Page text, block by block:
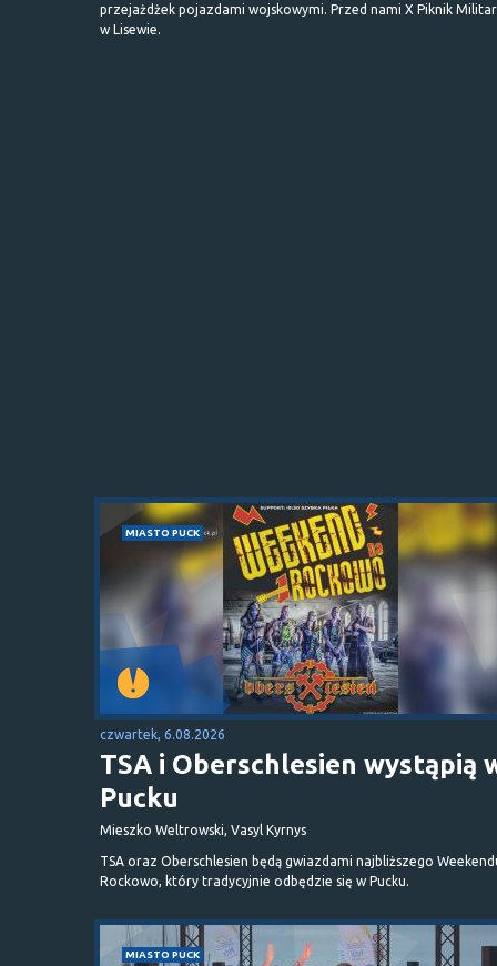
przejażdżek pojazdami wojskowymi. Przed nami X Piknik
w Lisewie.
MIASTO PUCK
czwartek, 6.08.2026
TSA i Oberschlesien wystąpią
Pucku
Mieszko Weltrowski, Vasyl Kyrnys
TSA oraz Oberschlesien będą gwiazdami najbliższego
Rockowo, który tradycyjnie odbędzie się w Pucku.
MIASTO PUCK